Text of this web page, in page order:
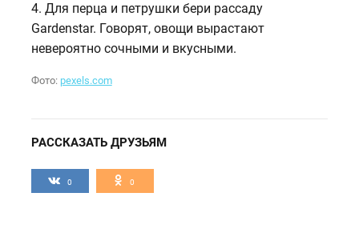
4. Для перца и петрушки бери рассаду
Gardenstar. Говорят, овощи вырастают
невероятно сочными и вкусными.
Фото: pexels.com
РАССКАЗАТЬ ДРУЗЬЯМ
0 0